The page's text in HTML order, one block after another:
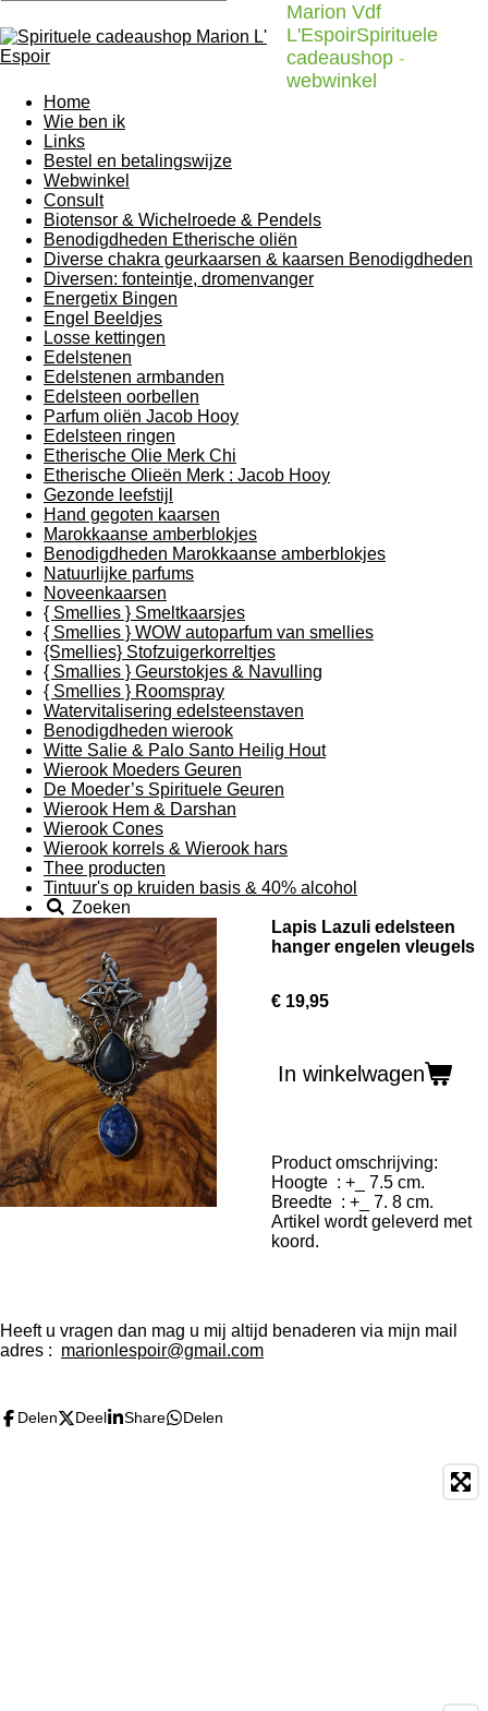
Marion Vdf
L'EspoirSpirituele
cadeaushop -
webwinkel
Home
Wie ben ik
Links
Bestel en betalingswijze
Webwinkel
Consult
Biotensor & Wichelroede & Pendels
Benodigdheden Etherische oliën
Diverse chakra geurkaarsen & kaarsen Benodigdheden
Diversen: fonteintje, dromenvanger
Energetix Bingen
Engel Beeldjes
Losse kettingen
Edelstenen
Edelstenen armbanden
Edelsteen oorbellen
Parfum oliën Jacob Hooy
Edelsteen ringen
Etherische Olie Merk Chi
Etherische Olieën Merk : Jacob Hooy
Gezonde leefstijl
Hand gegoten kaarsen
Marokkaanse amberblokjes
Benodigdheden Marokkaanse amberblokjes
Natuurlijke parfums
Noveenkaarsen
{ Smellies } Smeltkaarsjes
{ Smellies } WOW autoparfum van smellies
{Smellies} Stofzuigerkorreltjes
{ Smallies } Geurstokjes & Navulling
{ Smellies } Roomspray
Watervitalisering edelsteenstaven
Benodigdheden wierook
Witte Salie & Palo Santo Heilig Hout
Wierook Moeders Geuren
De Moeder’s Spirituele Geuren
Wierook Hem & Darshan
Wierook Cones
Wierook korrels & Wierook hars
Thee producten
Tintuur's op kruiden basis & 40% alcohol
Zoeken
Lapis Lazuli edelsteen
hanger engelen vleugels
€ 19,95
In winkelwagen
Product omschrijving:
Hoogte : +_ 7.5 cm.
Breedte : +_ 7. 8 cm.
Artikel wordt geleverd met
koord.
Heeft u vragen dan mag u mij altijd benaderen via mijn mail
adres : marionlespoir@gmail.com
Delen Deel Share Delen